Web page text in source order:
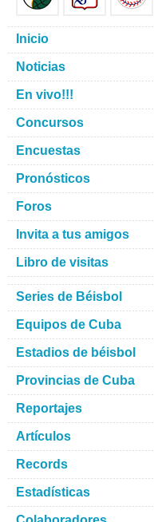
Inicio
Noticias
En vivo!!!
Concursos
Encuestas
Pronósticos
Foros
Invita a tus amigos
Libro de visitas
Series de Béisbol
Equipos de Cuba
Estadios de béisbol
Provincias de Cuba
Reportajes
Artículos
Records
Estadísticas